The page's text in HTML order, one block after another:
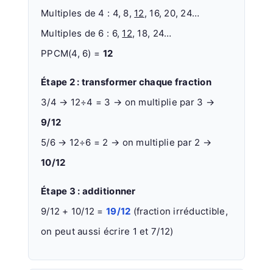
Multiples de 4 : 4, 8, 12, 16, 20, 24…
Multiples de 6 : 6, 12, 18, 24…
PPCM(4, 6) = 12
Étape 2 : transformer chaque fraction
3/4 → 12÷4 = 3 → on multiplie par 3 →
9/12
5/6 → 12÷6 = 2 → on multiplie par 2 →
10/12
Étape 3 : additionner
9/12 + 10/12 =19/12 (fraction irréductible,
on peut aussi écrire 1 et 7/12)